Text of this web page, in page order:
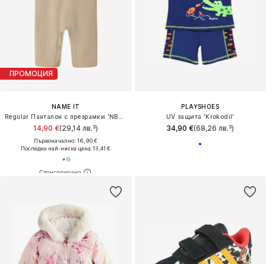
ПРОМОЦИЯ
NAME IT
14,90 €(29,14 лв.³)
Първоначално: 16,90 €
Последна най-ниска цена:13,41 €
PLAYSHOES
UV защита 'Krokodil'
34,90 €(68,26 лв.³)